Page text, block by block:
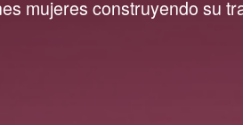
mujeres construyendo su